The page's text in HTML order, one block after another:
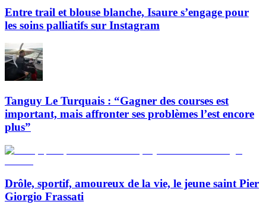
Entre trail et blouse blanche, Isaure s’engage pour
les soins palliatifs sur Instagram
Tanguy Le Turquais : “Gagner des courses est
important, mais affronter ses problèmes l’est encore
plus”
Drôle, sportif, amoureux de la vie, le jeune saint Pier
Giorgio Frassati